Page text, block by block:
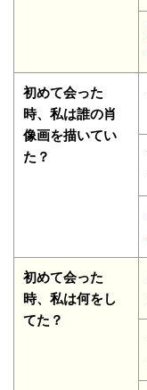
初めて会った
時、私は誰の肖
像画を描いてい
た？
初めて会った
時、私は何をし
てた？